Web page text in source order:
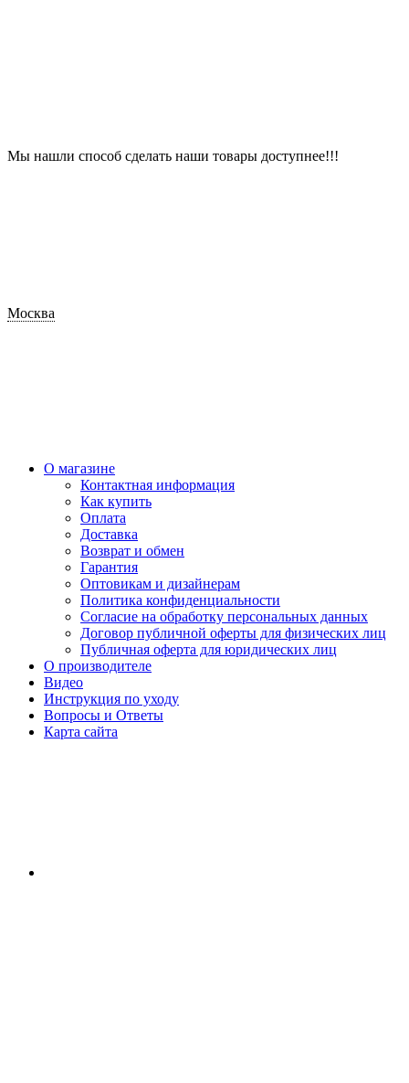
Мы нашли способ сделать наши товары доступнее!!!
Москва
О магазине
Контактная информация
Как купить
Оплата
Доставка
Возврат и обмен
Гарантия
Оптовикам и дизайнерам
Политика конфиденциальности
Согласие на обработку персональных данных
Договор публичной оферты для физических лиц
Публичная оферта для юридических лиц
О производителе
Видео
Инструкция по уходу
Вопросы и Ответы
Карта сайта